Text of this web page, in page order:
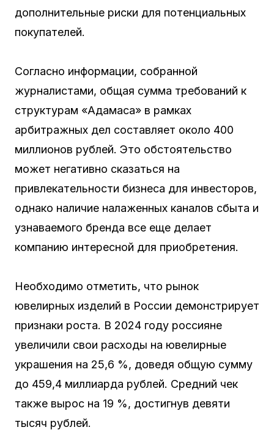
дополнительные риски для потенциальных
покупателей.
Согласно информации, собранной
журналистами, общая сумма требований к
структурам «Адамаса» в рамках
арбитражных дел составляет около 400
миллионов рублей. Это обстоятельство
может негативно сказаться на
привлекательности бизнеса для инвесторов,
однако наличие налаженных каналов сбыта и
узнаваемого бренда все еще делает
компанию интересной для приобретения.
Необходимо отметить, что рынок
ювелирных изделий в России демонстрирует
признаки роста. В 2024 году россияне
увеличили свои расходы на ювелирные
украшения на 25,6 %, доведя общую сумму
до 459,4 миллиарда рублей. Средний чек
также вырос на 19 %, достигнув девяти
тысяч рублей.